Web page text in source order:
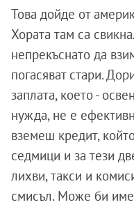
Това дойде от
Хората там са
непрекъснато да
погасяват стари.
заплата, което -
нужда, не е
вземеш кредит,
седмици и за тези
лихви, такси и
смисъл. Може би